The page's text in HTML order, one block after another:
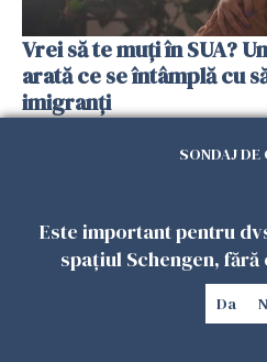
Vrei să te muți în SUA?
arată ce se întâmplă cu
imigranți
SONDAJ DE
Este important pentru
spațiul Schengen,
Da